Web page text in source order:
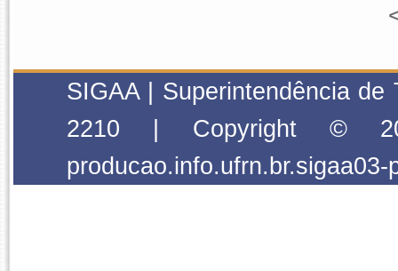
SIGAA | Superintendência
2210 | Copyright ©